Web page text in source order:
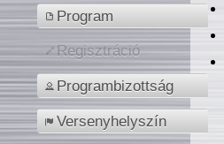
Program
Regisztráció
Programbizottság
Versenyhelyszín